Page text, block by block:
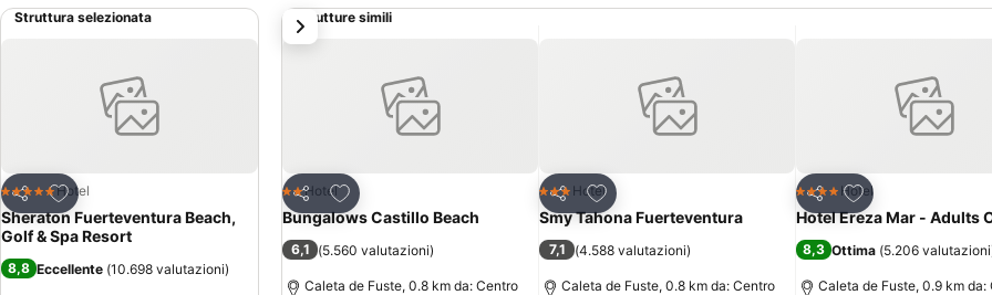
Numerosi gli sport praticabili, fiore all’occhiello resta il campo da golf, a cui i clienti dell’hotel possono accedere con tariffe agevolate.
Struttura selezionata
Condividi
Aggiungi ai preferiti
5 Stelle Hotel
Sheraton Fuerteventura Beach,
Golf & Spa Resort
8,8 Eccellente (10.698 valutazioni)
Strutture simili
Condividi
Aggiungi ai preferiti
2 Stelle
Hotel
Bungalows Castillo Beach
6,1 (5.560 valutazioni)
Caleta de Fuste, 0.8 km da: Centro
Condividi
Aggiungi ai preferiti
3 StelleHotel
Smy Tahona Fuerteventura
7,1 (4.588 valutazioni)
Caleta de Fuste, 0.8 km da: Centro
Condividi
Aggiungi ai
4 StelleHotel
Hotel Ereza Mar - Adults
8,3 Ottima (5.206 valutazioni
Caleta de Fuste, 0.9 km da:
successivo